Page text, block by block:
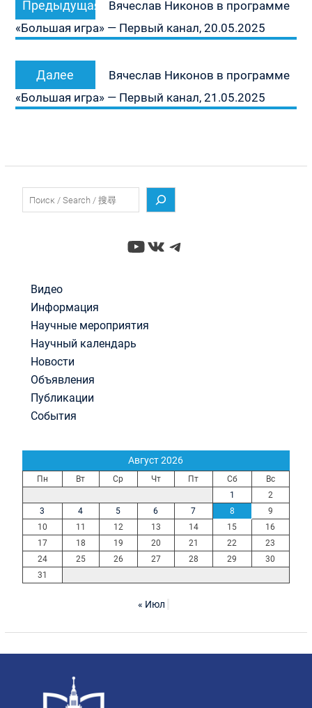
по
записям
Предыдущая
запись:
Вячеслав Никонов в программе
«Большая игра» — Первый канал, 20.05.2025
Далее
запись:
Вячеслав Никонов в программе
«Большая игра» — Первый канал, 21.05.2025
YouTube
ВКонтакте
Telegram
Видео
Информация
Научные мероприятия
Научный календарь
Новости
Объявления
Публикации
События
Август 2026
Пн Вт Ср Чт Пт Сб
Вс
1
2
3
4 5 6 7 8
9
10
11 12 13 14 15
16
17
18 19 20 21 22
23
24
25 26 27 28 29
30
31
« Июл